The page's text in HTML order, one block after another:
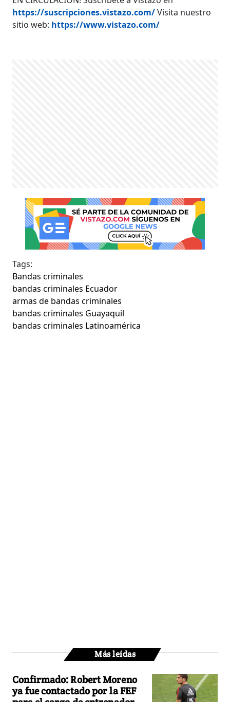
https://suscripciones.vistazo.com/Visita nuestro
sitio web: https://www.vistazo.com/
Tags:
Bandas criminales
bandas criminales Ecuador
armas de bandas criminales
bandas criminales Guayaquil
bandas criminales Latinoamérica
Más leídas
Confirmado: Robert Moreno
ya fue contactado por la FEF